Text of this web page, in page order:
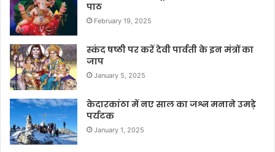
पाठ
February 19, 2025
स्कंद षष्ठी पर करें देवी पार्वती के इन मंत्रों का
जाप
January 5, 2025
केदारकांठा में नए साल का जश्न मनाने उमड़े
पर्यटक
January 1, 2025